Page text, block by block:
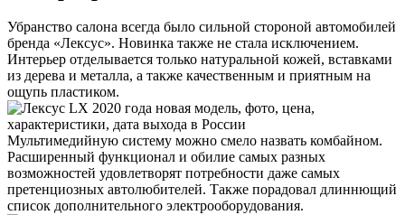
Убранство салона всегда было сильной стороной автомобилей
бренда «Лексус». Новинка также не стала исключением.
Интерьер отделывается только натуральной кожей, вставками
из дерева и металла, а также качественным и приятным на
ощупь пластиком.
Мультимедийную систему можно смело назвать комбайном.
Расширенный функционал и обилие самых разных
возможностей удовлетворят потребности даже самых
претенциозных автолюбителей. Также порадовал длиннющий
список дополнительного электрооборудования.